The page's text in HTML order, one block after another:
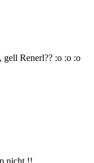
gell Renerl?? :o :o :o
nicht !!